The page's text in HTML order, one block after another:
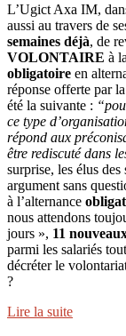
L’Ugict Axa IM,
aussi au travers de
semaines déjà, de
VOLONTAIRE à
obligatoire en
réponse offerte par
été la suivante :
ce type
répond aux
être rediscuté dans
surprise, les élus
argument sans
à l’alternance
nous attendons
jours », 11
parmi les salariés
décréter le
?
Lire la suite